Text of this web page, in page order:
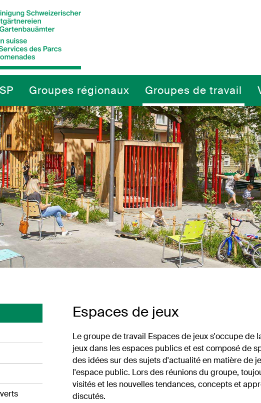
Groupes régionaux Groupes de travail
Espaces de jeux
Le groupe de travail Espaces de jeux s'occupe de
jeux dans les espaces publics et est composé de
des idées sur des sujets d'actualité en matière de
l'espace public. Lors des réunions du groupe,
visités et les nouvelles tendances, concepts et
discutés.